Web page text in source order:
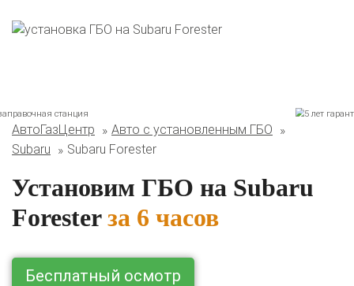
Комплекты ГБО на иномарки:
Renault
Skoda Toyota Volkswagen
АвтоГазЦентр
Авто с установленным ГБО
Subaru
Subaru Forester
Установим ГБО на Subaru
Foresterза 6 часов
Бесплатный осмотр